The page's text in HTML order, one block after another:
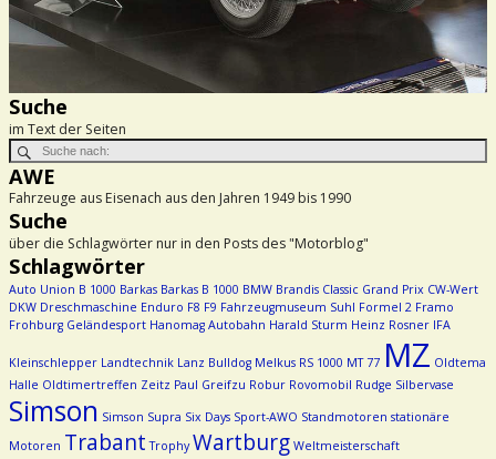
Suche
im Text der Seiten
AWE
Fahrzeuge aus Eisenach aus den Jahren 1949 bis 1990
Suche
über die Schlagwörter nur in den Posts des "Motorblog"
Schlagwörter
Auto Union B 1000 Barkas Barkas B 1000 BMW Brandis Classic Grand Prix CW-Wert
DKW Dreschmaschine Enduro F8 F9 Fahrzeugmuseum Suhl Formel 2 Framo
Frohburg Geländesport Hanomag Autobahn Harald Sturm Heinz Rosner IFA
Kleinschlepper Landtechnik Lanz Bulldog Melkus RS 1000 MT 77 MZ Oldtema
Halle Oldtimertreffen Zeitz Paul Greifzu Robur Rovomobil Rudge Silbervase
Simson Simson Supra Six Days Sport-AWO Standmotoren stationäre
Motoren Trabant Trophy Wartburg Weltmeisterschaft